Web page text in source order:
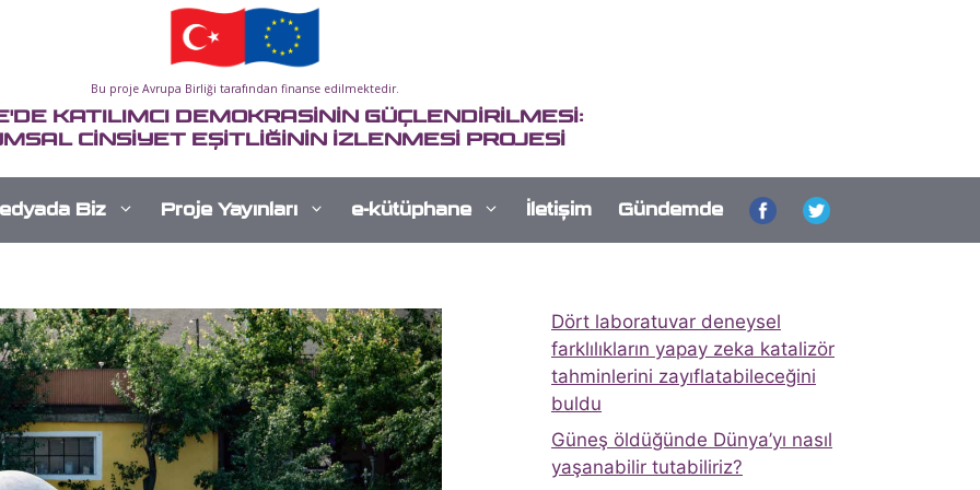
Bu proje Avrupa Birliği tarafından finanse edilmektedir.
KATILIMCI DEMOKRASİNİN GÜÇLENDİRİLMESİ:
CİNSİYET EŞİTLİĞİNİN İZLENMESİ PROJESİ
Biz Proje Yayınları e-kütüphane İletişim Gündemde
Dört laboratuvar deneysel
farklılıkların yapay zeka katalizör
tahminlerini zayıflatabileceğini
buldu
Güneş öldüğünde Dünya’yı nasıl
yaşanabilir tutabiliriz?